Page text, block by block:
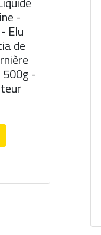
-
Elu
de
-